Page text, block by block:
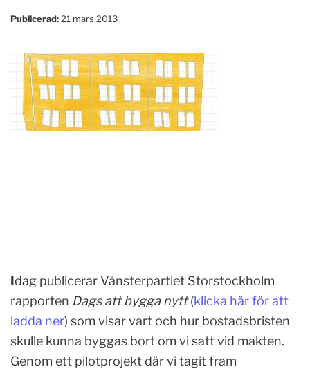
Publicerad: 21 mars 2013
Idag publicerar Vänsterpartiet Storstockholm
rapporten Dags att bygga nytt(klicka här för att
ladda ner) som visar vart och hur bostadsbristen
skulle kunna byggas bort om vi satt vid makten.
Genom ett pilotprojekt där vi tagit fram